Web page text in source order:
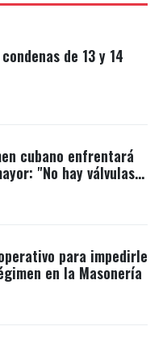
de 13 y 14
cubano enfrentará
"No hay válvulas
para impedirle
en la Masonería